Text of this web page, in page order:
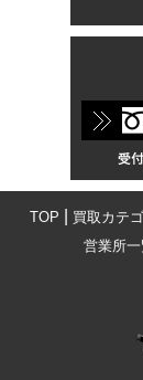
TOP 買取カテ
営業所一